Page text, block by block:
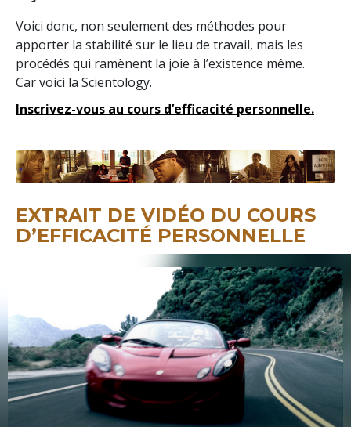
Voici donc, non seulement des méthodes pour
apporter la stabilité sur le lieu de travail, mais les
procédés qui ramènent la joie à l’existence même.
Car voici la Scientology.
Inscrivez-vous au cours d’efficacité personnelle.
EXTRAIT DE VIDÉO DU COURS
D’EFFICACITÉ PERSONNELLE